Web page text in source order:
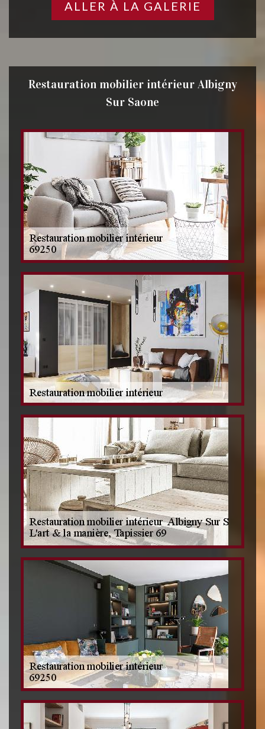
ALLER À LA GALERIE
Restauration mobilier intérieur Albigny
Sur Saone